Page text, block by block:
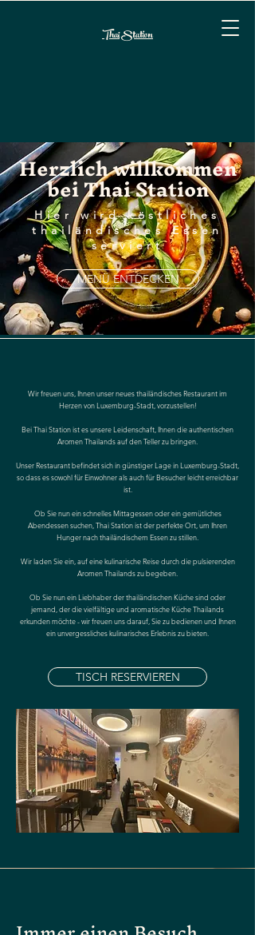
Thai Station
Herzlich willkommen
bei Thai Station
Hier wird köstliches
thailändisches Essen
serviert
MENÜ ENTDECKEN
Wir freuen uns, Ihnen unser neues thailändisches Restaurant im
Herzen von Luxemburg-Stadt, vorzustellen!
Bei Thai Station ist es unsere Leidenschaft, Ihnen die authentischen
Aromen Thailands auf den Teller zu bringen.
Unser Restaurant befindet sich in günstiger Lage in Luxemburg-Stadt,
so dass es sowohl für Einwohner als auch für Besucher leicht erreichbar
ist.
Ob Sie nun ein schnelles Mittagessen oder ein gemütliches
Abendessen suchen, Thai Station ist der perfekte Ort, um Ihren
Hunger nach thailändischem Essen zu stillen.
Wir laden Sie ein, auf eine kulinarische Reise durch die pulsierenden
Aromen Thailands zu begeben.
Ob Sie nun ein Liebhaber der thailändischen Küche sind oder
jemand, der die vielfältige und aromatische Küche Thailands
erkunden möchte - wir freuen uns darauf, Sie zu bedienen und Ihnen
ein unvergessliches kulinarisches Erlebnis zu bieten.
TISCH RESERVIEREN